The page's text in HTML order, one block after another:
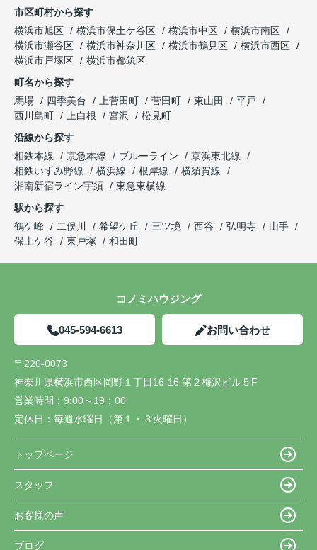
市区町村から探す
横浜市旭区
横浜市保土ケ谷区 横浜市中区
横浜市南区
横浜市瀬谷区
横浜市神奈川区 横浜市鶴見区
横浜市西区
横浜市戸塚区
横浜市都筑区
町名から探す
馬場
四季美台 上菅田町 菅田町 東山田
平戸
西川島町
上白根 宮沢
松見町
沿線から探す
相鉄本線
京急本線 ブルーライン
京浜東北線
相鉄いずみ野線
横浜線 根岸線
横須賀線
湘南新宿ライン宇須
東急東横線
駅から探す
鶴ケ峰
二俣川 希望ケ丘 三ツ境 西谷 弘明寺
山手
保土ケ谷
東戸塚 和田町
コノミハウジング
045-594-6613 お問い合わせ
〒220-0073
神奈川県横浜市西区岡野１丁目16-16 第２梅沢ビル５F
営業時間： 9:00～19：00
定休日： 毎週水曜日（第１・３火曜日）
トップページ
スタッフ
お客様の声
ブログ